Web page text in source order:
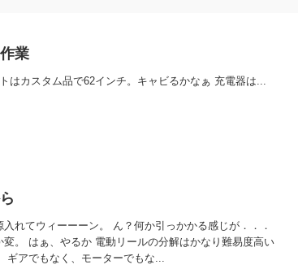
業
はカスタム品で62インチ。キャビるかなぁ 充電器は...
れてウィーーーン。 ん？何か引っかかる感じが．．．
。 はぁ、やるか 電動リールの分解はかなり難易度高い
ギアでもなく、モーターでもな...